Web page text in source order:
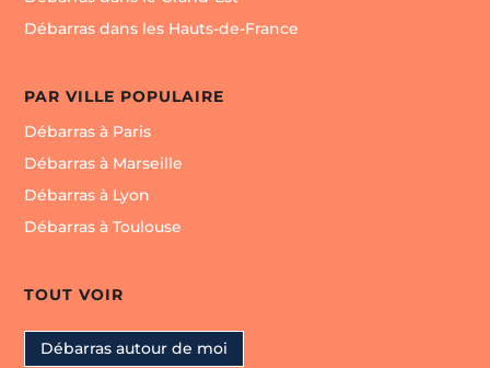
Débarras dans les Hauts-de-France
PAR VILLE POPULAIRE
Débarras à Paris
Débarras à Marseille
Débarras à Lyon
Débarras à Toulouse
TOUT VOIR
Débarras autour de moi